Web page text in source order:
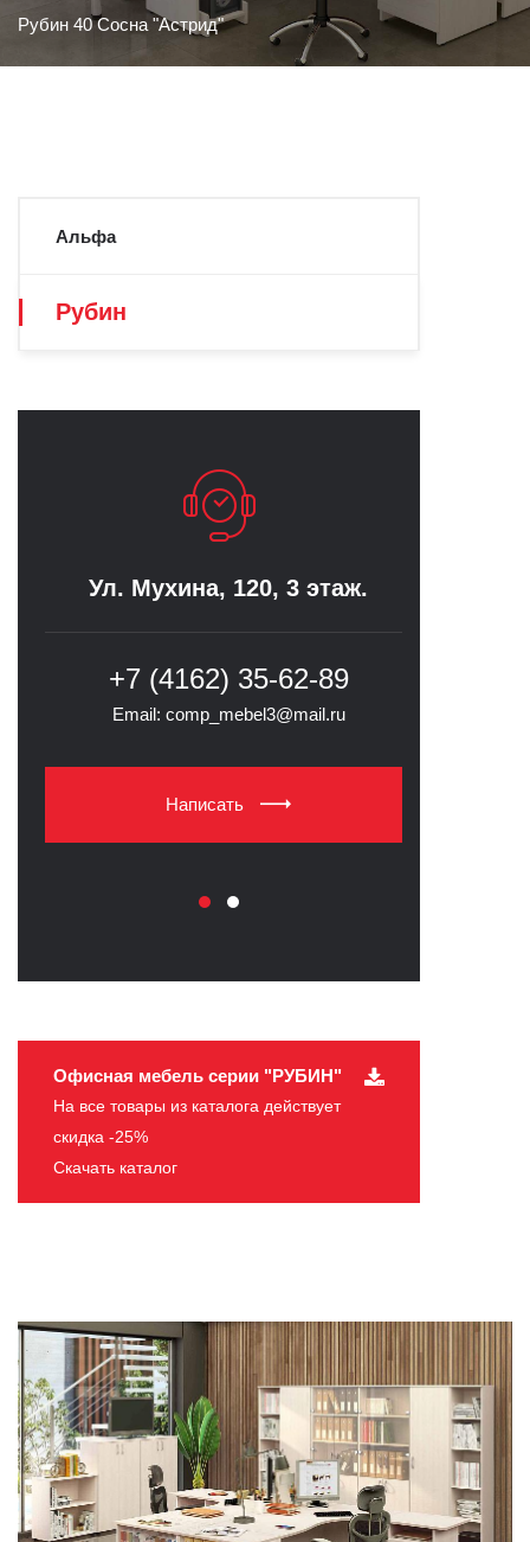
Рубин 40 Сосна "Астрид"
Альфа
Рубин
Ул. Мухина, 120, 3 этаж.
+7 (4162) 35-62-89
Email: comp_mebel3@mail.ru
Написать
Офисная мебель серии "РУБИН"
На все товары из каталога действует
скидка -25%
Скачать каталог